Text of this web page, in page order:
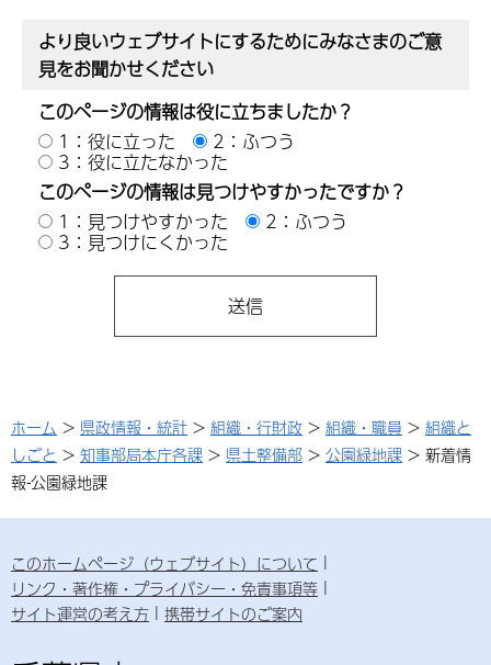
より良いウェブサイトにするためにみなさまのご意
見をお聞かせください
このページの情報は役に立ちましたか？
1：役に立った
2：ふつう
3：役に立たなかった
このページの情報は見つけやすかったですか？
1：見つけやすかった
2：ふつう
3：見つけにくかった
ホーム > 県政情報・統計 > 組織・行財政 > 組織・職員 > 組織と
しごと > 知事部局本庁各課 > 県土整備部 > 公園緑地課 > 新着情
報-公園緑地課
このホームページ（ウェブサイト）について
リンク・著作権・プライバシー・免責事項等
サイト運営の考え方
携帯サイトのご案内